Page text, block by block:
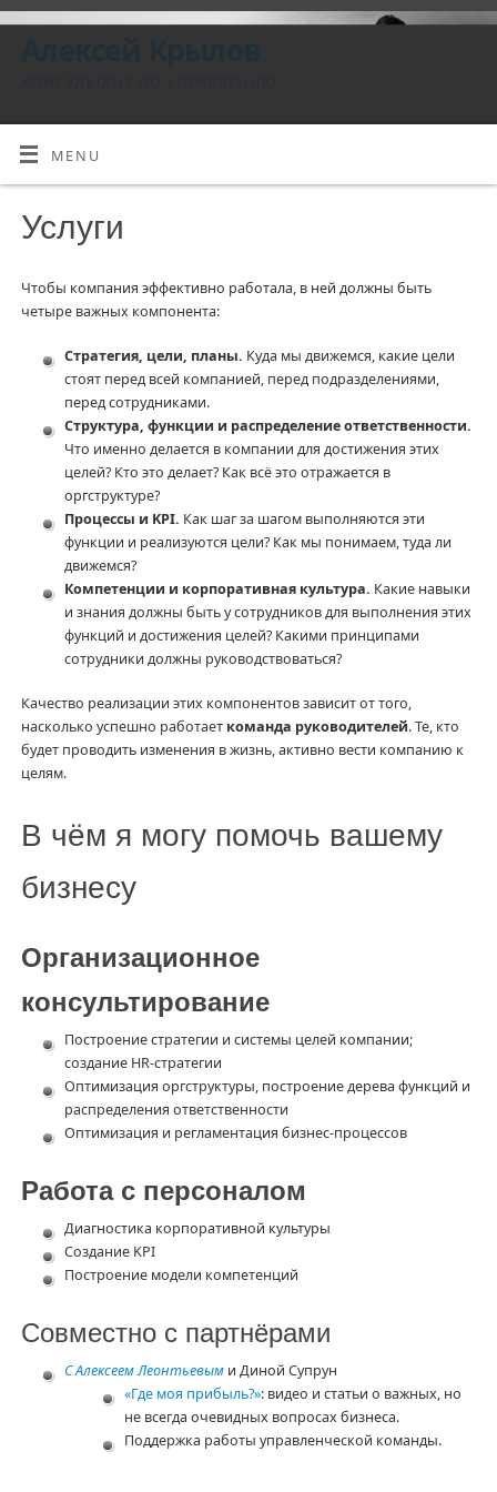
MENU
Услуги
Чтобы компания эффективно работала, в ней должны быть
четыре важных компонента:
Стратегия, цели, планы. Куда мы движемся, какие цели
стоят перед всей компанией, перед подразделениями,
перед сотрудниками.
Структура, функции и распределение ответственности.
Что именно делается в компании для достижения этих
целей? Кто это делает? Как всё это отражается в
оргструктуре?
Процессы и KPI. Как шаг за шагом выполняются эти
функции и реализуются цели? Как мы понимаем, туда ли
движемся?
Компетенции и корпоративная культура. Какие навыки
и знания должны быть у сотрудников для выполнения этих
функций и достижения целей? Какими принципами
сотрудники должны руководствоваться?
Качество реализации этих компонентов зависит от того,
насколько успешно работает команда руководителей. Те, кто
будет проводить изменения в жизнь, активно вести компанию к
целям.
В чём я могу помочь вашему
бизнесу
Организационное
консультирование
Построение стратегии и системы целей компании;
создание HR-стратегии
Оптимизация оргструктуры, построение дерева функций и
распределения ответственности
Оптимизация и регламентация бизнес-процессов
Работа с персоналом
Диагностика корпоративной культуры
Создание KPI
Построение модели компетенций
Совместно с партнёрами
С Алексеем Леонтьевыми Диной Супрун
«Где моя прибыль?»: видео и статьи о важных, но
не всегда очевидных вопросах бизнеса.
Поддержка работы управленческой команды.